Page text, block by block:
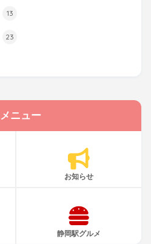
13
23
メニュー
お知らせ
静岡駅グルメ